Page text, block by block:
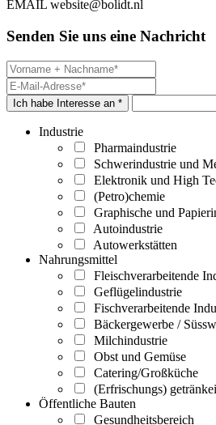
EMAIL website@bolidt.nl
Senden Sie uns eine Nachricht
Ich habe Interesse an *
Industrie
Pharmaindustrie
Schwerindustrie und
Elektronik und High
(Petro)chemie
Graphische und
Autoindustrie
Autowerkstätten
Nahrungsmittel
Fleischverarbeitende
Geflügelindustrie
Fischverarbeitende
Bäckergewerbe /
Milchindustrie
Obst und Gemüse
Catering/Großküche
(Erfrischungs)
Öffentliche Bauten
Gesundheitsbereich